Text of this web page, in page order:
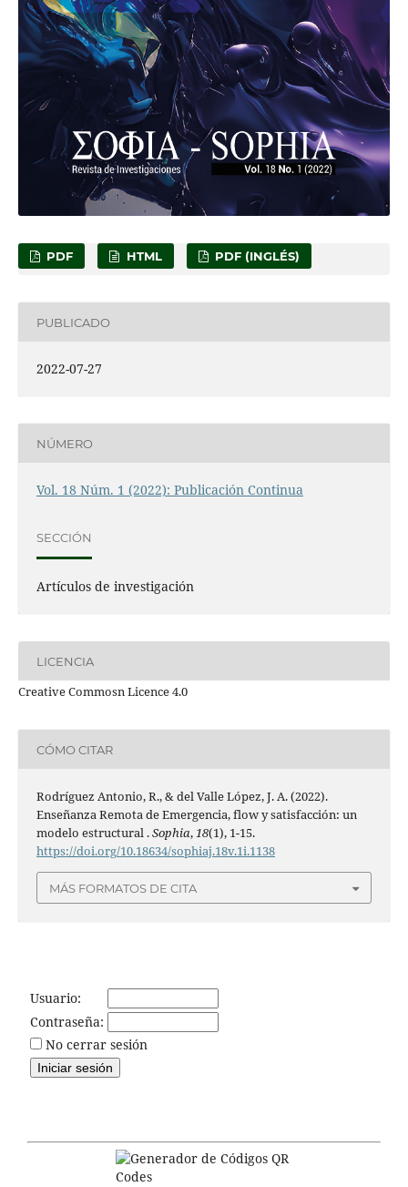
PDF HTML PDF (INGLÉS)
PUBLICADO
2022-07-27
NÚMERO
Vol. 18 Núm. 1 (2022): Publicación Continua
SECCIÓN
Artículos de investigación
LICENCIA
Creative Commosn Licence 4.0
CÓMO CITAR
Rodríguez Antonio, R., & del Valle López, J. A. (2022).
Enseñanza Remota de Emergencia, flow y satisfacción: un
modelo estructural .Sophia,18(1), 1-15.
https://doi.org/10.18634/sophiaj.18v.1i.1138
MÁS FORMATOS DE CITA
Usuario:
Contraseña:
No cerrar sesión